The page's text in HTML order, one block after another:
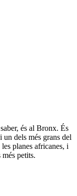
és al Bronx. És
dels més grans del
planes africanes, i
petits.